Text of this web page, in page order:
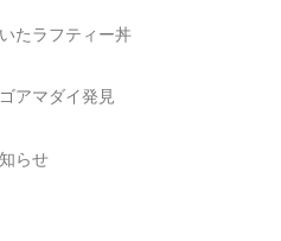
たラフティー丼
アマダイ発見
らせ